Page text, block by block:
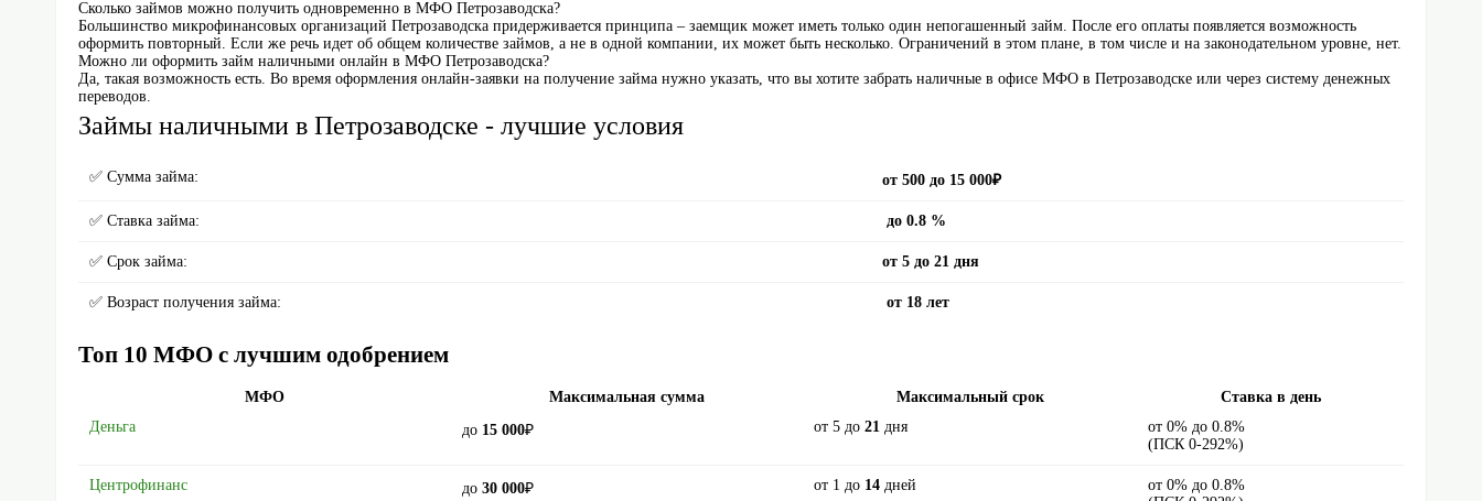
Сколько займов можно получить одновременно в МФО Петрозаводска?
Большинство микрофинансовых организаций Петрозаводска придерживается принципа – заемщик может иметь только один непогашенный займ. После его оплаты появляется возможность
оформить повторный. Если же речь идет об общем количестве займов, а не в одной компании, их может быть несколько. Ограничений в этом плане, в том числе и на законодательном уровне, нет.
Можно ли оформить займ наличными онлайн в МФО Петрозаводска?
Да, такая возможность есть. Во время оформления онлайн-заявки на получение займа нужно указать, что вы хотите забрать наличные в офисе МФО в Петрозаводске или через систему денежных
переводов.
Займы наличными в Петрозаводске - лучшие условия
✅ Сумма займа: от 500 до 15 000₽
✅ Ставка займа: до 0.8 %
✅ Срок займа: от 5 до 21 дня
✅ Возраст получения займа: от 18 лет
Топ 10 МФО с лучшим одобрением
МФО Максимальная сумма Максимальный срок
Ставка в день
Деньга
до 15 000₽ от 5 до 21 дня
от 0% до 0.8%
(ПСК 0-292%)
Центрофинанс до 30 000₽ от 1 до 14 дней
от 0% до 0.8%